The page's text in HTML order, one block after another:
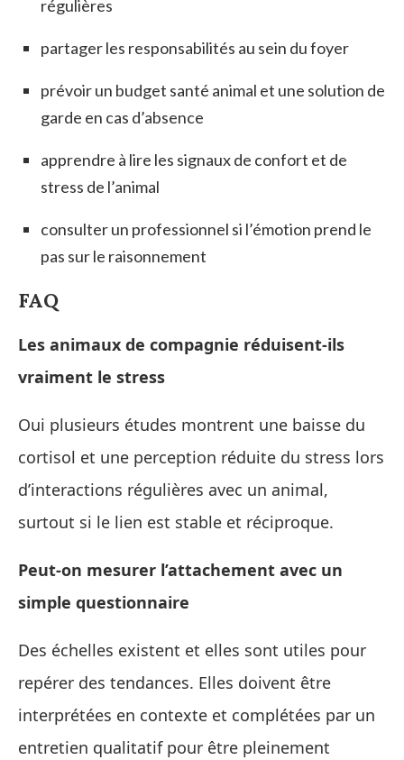
régulières
partager les responsabilités au sein du foyer
prévoir un budget santé animal et une solution de
garde en cas d’absence
apprendre à lire les signaux de confort et de
stress de l’animal
consulter un professionnel si l’émotion prend le
pas sur le raisonnement
FAQ
Les animaux de compagnie réduisent-ils
vraiment le stress
Oui plusieurs études montrent une baisse du
cortisol et une perception réduite du stress lors
d’interactions régulières avec un animal,
surtout si le lien est stable et réciproque.
Peut-on mesurer l’attachement avec un
simple questionnaire
Des échelles existent et elles sont utiles pour
repérer des tendances. Elles doivent être
interprétées en contexte et complétées par un
entretien qualitatif pour être pleinement